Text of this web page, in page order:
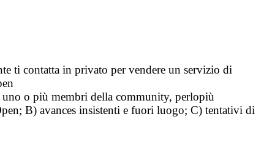
ti contatta in privato per vendere un servizio di
uno o più membri della community, perlopiù
B) avances insistenti e fuori luogo; C) tentativi di